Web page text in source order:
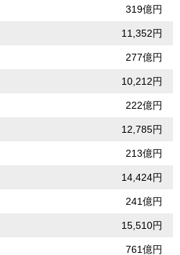
319億円
11,352円
277億円
10,212円
222億円
12,785円
213億円
14,424円
241億円
15,510円
761億円